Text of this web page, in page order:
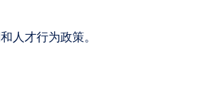
人才行为政策。